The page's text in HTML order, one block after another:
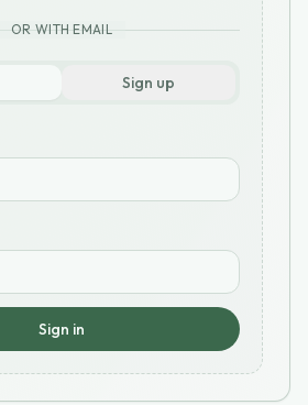
OR WITH EMAIL
Sign up
Sign in